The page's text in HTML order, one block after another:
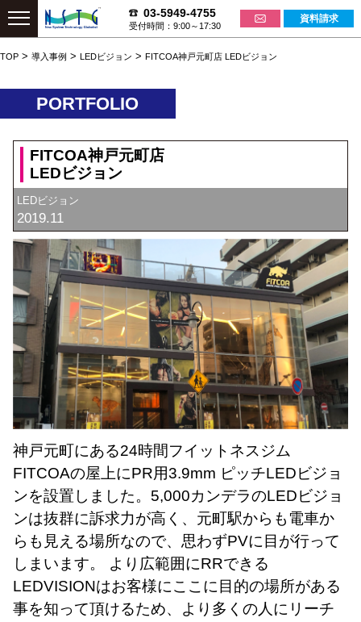
03-5949-4755
受付時間：9:00～17:30
資料請求
TOP > 導入事例 > LEDビジョン > FITCOA神戸元町店 LEDビジョン
PORTFOLIO
FITCOA神戸元町店
LEDビジョン
LEDビジョン
2019.11
神戸元町にある24時間フイットネスジム
FITCOAの屋上にPR用3.9mm ピッチLEDビジョ
ンを設置しました。5,000カンデラのLEDビジョ
ンは抜群に訴求力が高く、元町駅からも電車か
らも見える場所なので、思わずPVに目が行って
しまいます。 より広範囲にRRできる
LEDVISIONはお客様にここに目的の場所がある
事を知って頂けるため、より多くの人にリーチ